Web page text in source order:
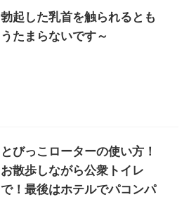
勃起した乳首を触られるとも
うたまらないです～
とびっこローターの使い方！
お散歩しながら公衆トイレ
で！最後はホテルでパコンパ